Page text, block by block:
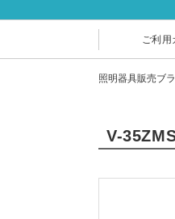
ご利用
照明器具販売ブ
V-